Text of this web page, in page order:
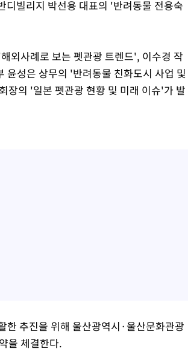
빌리지 박선용 대표의 '반려동물 전용숙
외사례로 보는 펫관광 트렌드', 이수경 작
성은 상무의 '반려동물 친화도시 사업 및
장의 '일본 펫관광 현황 및 미래 이슈'가 발
한 추진을 위해 울산광역시·울산문화관광
을 체결한다.